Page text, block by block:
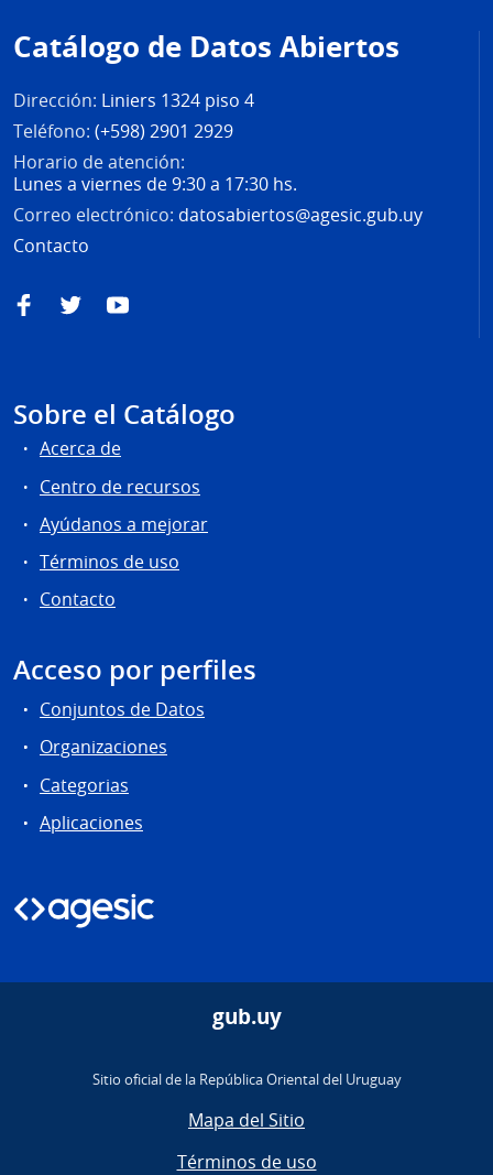
de
página
Catálogo de Datos Abiertos
Dirección: Liniers 1324 piso 4
Teléfono: (+598) 2901 2929
Horario de atención:
Lunes a viernes de 9:30 a 17:30 hs.
Correo electrónico: datosabiertos@agesic.gub.uy
Contacto
FacebookTwitterYouTube
Sobre el Catálogo
Acerca de
Centro de recursos
Ayúdanos a mejorar
Términos de uso
Contacto
Acceso por perfiles
Conjuntos de Datos
Organizaciones
Categorias
Aplicaciones
gub.uy
Sitio oficial de la República Oriental del Uruguay
Mapa del Sitio
Términos de uso